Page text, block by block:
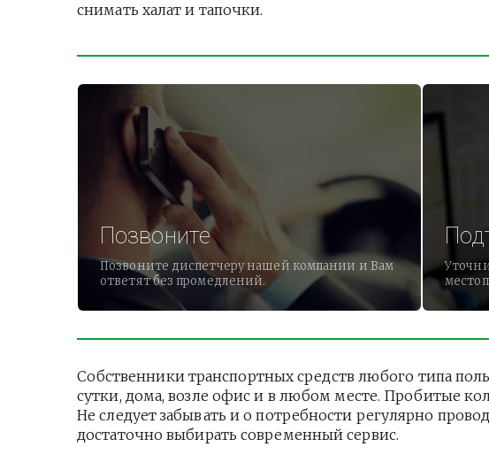
снимать халат и тапочки.
Позвоните
Позвоните диспетчеру нашей компании и Вам
ответят без промедлений.
Собственники транспортных средств любого типа
сутки, дома, возле офис и в любом месте. Пробитые
Не следует забывать и о потребности регулярно
достаточно выбирать современный сервис.